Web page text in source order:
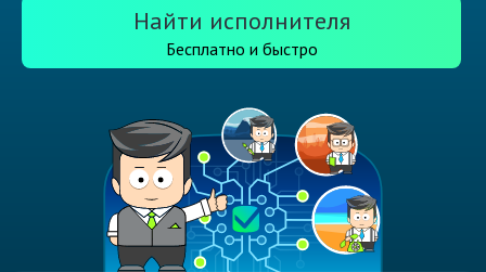
Найти исполнителя
Бесплатно и быстро